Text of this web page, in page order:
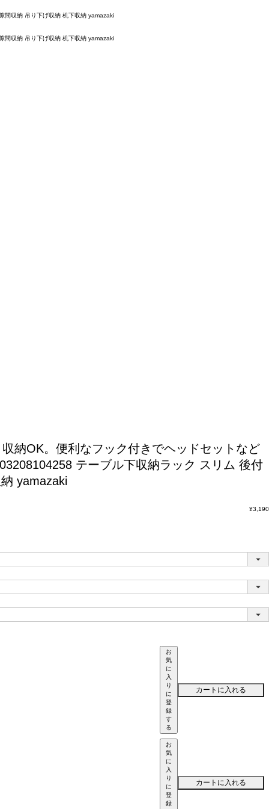
間収納 吊り下げ収納 机下収納 yamazaki
間収納 吊り下げ収納 机下収納 yamazaki
納OK。便利なフック付きでヘッドセットなど
テーブル下収納ラック スリム 後付
yamazaki
¥3,190
お
気
に
入
り
に
登
録
す
る
カートに入れる
お
気
に
入
り
に
登
録
カートに入れる